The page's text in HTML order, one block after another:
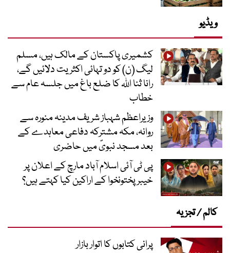
ویڈیو
کشمیری پاکستان کے مالک ہیں، مسلم
لیگ (ن) کو دو تہائی اکثریت دلائیں گے،
رانا ثنا اللہ کا ضلع باغ میں جلسہ عام سے
خطاب
وزیراعظم شہباز شریف مدینہ منورہ سے
روانہ، مکہ مشترکہ دفاعی معاہدے کے
بعد مسجد نبویؐ میں حاضری
پی ٹی آئی اسلام آباد مارچ کے اعلان پر
خیبر پختونخوا کے اراکین کیا کہتے ہیں؟
کالم / تجزیہ
پرانی کتابوں کا اتوار بازار